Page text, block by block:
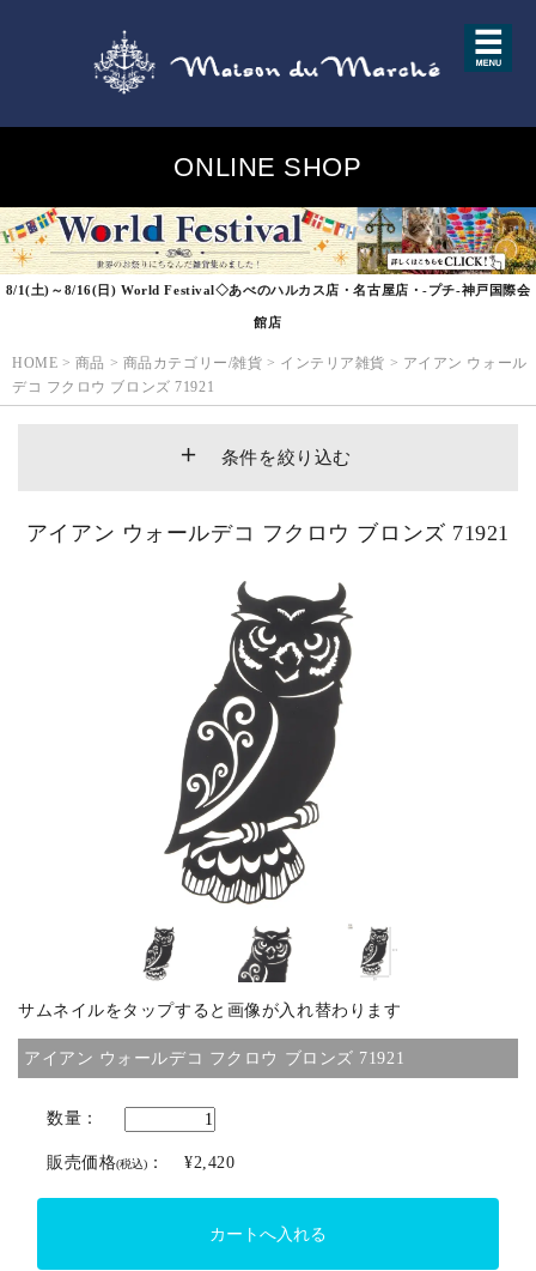
ONLINE SHOP
8/1(土)～8/16(日) World Festival◇あべのハルカス店・名古屋店・-プチ-神戸国際会
館店
HOME > 商品 > 商品カテゴリー/雑貨 > インテリア雑貨 > アイアン ウォール
デコ フクロウ ブロンズ 71921
条件を絞り込む
ピックアップ商品
商品カテゴリー/家具
商品カテゴリー/雑貨
カラー
サイズ
アイアン ウォールデコ フクロウ ブロンズ 71921
サムネイルをタップすると画像が入れ替わります
アイアン ウォールデコ フクロウ ブロンズ 71921
数量：
販売価格(税込) ： ¥2,420